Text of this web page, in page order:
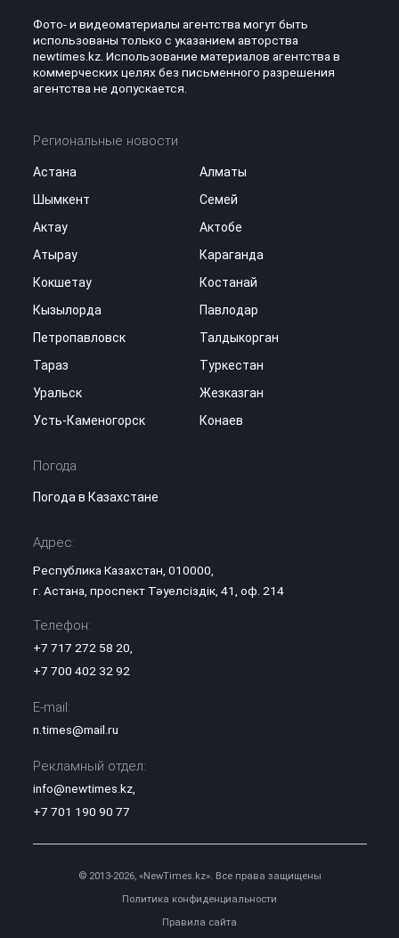
Фото- и видеоматериалы агентства могут быть
использованы только с указанием авторства
newtimes.kz. Использование материалов агентства в
коммерческих целях без письменного разрешения
агентства не допускается.
Региональные новости
Астана
Алматы
Шымкент
Семей
Актау
Актобе
Атырау
Караганда
Кокшетау
Костанай
Кызылорда
Павлодар
Петропавловск
Талдыкорган
Тараз
Туркестан
Уральск
Жезказган
Усть-Каменогорск
Конаев
Погода
Погода в Казахстане
Адрес:
Республика Казахстан, 010000,
г. Астана, проспект Тәуелсіздік, 41, оф. 214
Телефон:
+7 717 272 58 20
+7 700 402 32 92
E-mail:
n.times@mail.ru
Рекламный отдел:
info@newtimes.kz,
+7 701 190 90 77
© 2013-2026, «NewTimes.kz». Все права защищены
Политика конфиденциальности
Правила сайта